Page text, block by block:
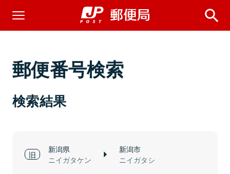
郵便番号検索
検索結果
新潟県
ニイガタケン
新潟市
ニイガタシ